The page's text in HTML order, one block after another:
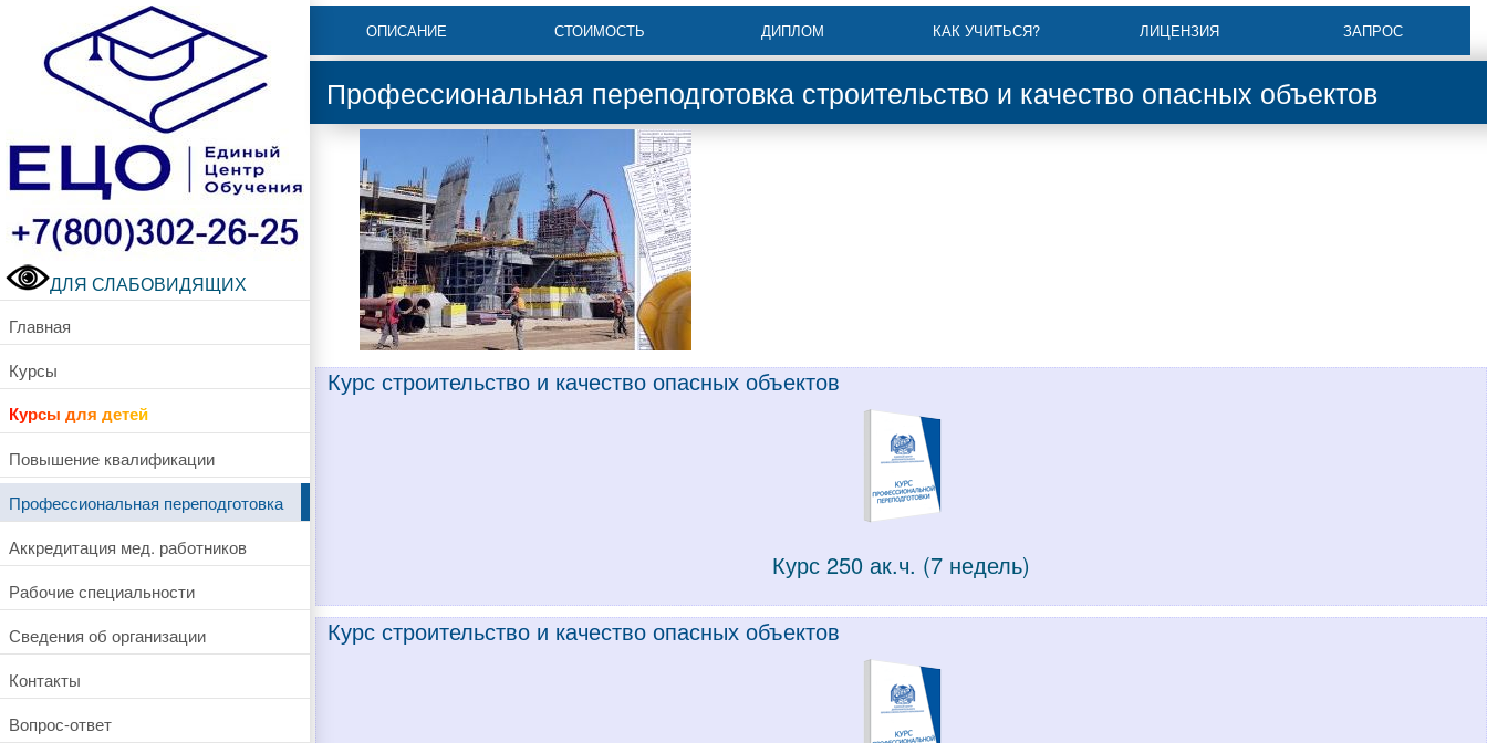
ДЛЯ СЛАБОВИДЯЩИХ
Главная
Курсы
Курсы для детей
Повышение квалификации
Профессиональная переподготовка
Аккредитация мед. работников
Рабочие специальности
Сведения об организации
Контакты
Вопрос-ответ
ОПИСАНИЕ СТОИМОСТЬ ДИПЛОМ КАК УЧИТЬСЯ? ЛИЦЕНЗИЯ ЗАПРОС
Профессиональная переподготовка строительство и качество опасных объектов
Курс строительство и качество опасных объектов
Курс 250 ак.ч. (7 недель)
Курс строительство и качество опасных объектов